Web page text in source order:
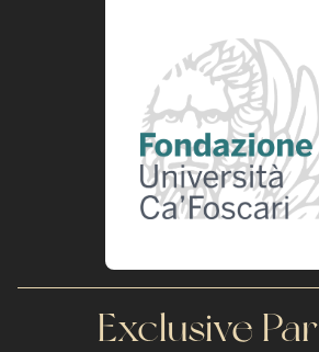
Exclusive